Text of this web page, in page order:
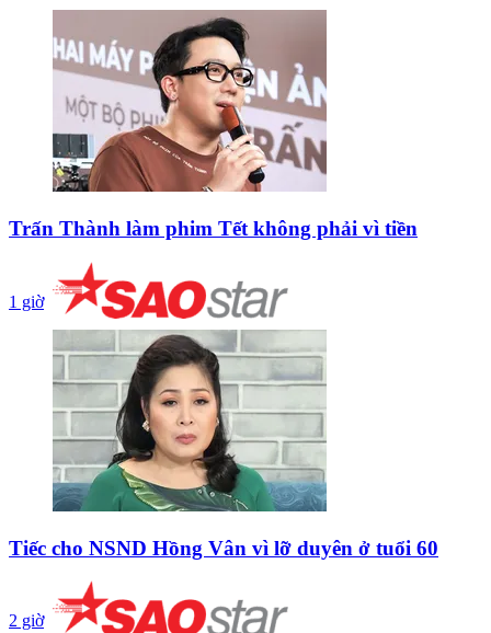
Trấn Thành làm phim Tết không phải vì tiền
1 giờ
Tiếc cho NSND Hồng Vân vì lỡ duyên ở tuổi 60
2 giờ